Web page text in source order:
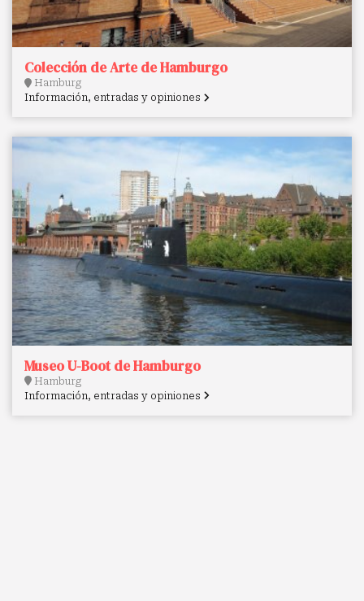
Colección de Arte de Hamburgo
Hamburg
Información, entradas y opiniones
Museo U-Boot de Hamburgo
Hamburg
Información, entradas y opiniones